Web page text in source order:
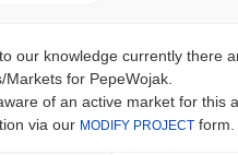
our knowledge currently there
Markets for PepeWojak.
of an active market for this
via our MODIFY PROJECT form.